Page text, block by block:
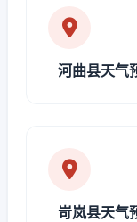
河曲县天气
岢岚县天气